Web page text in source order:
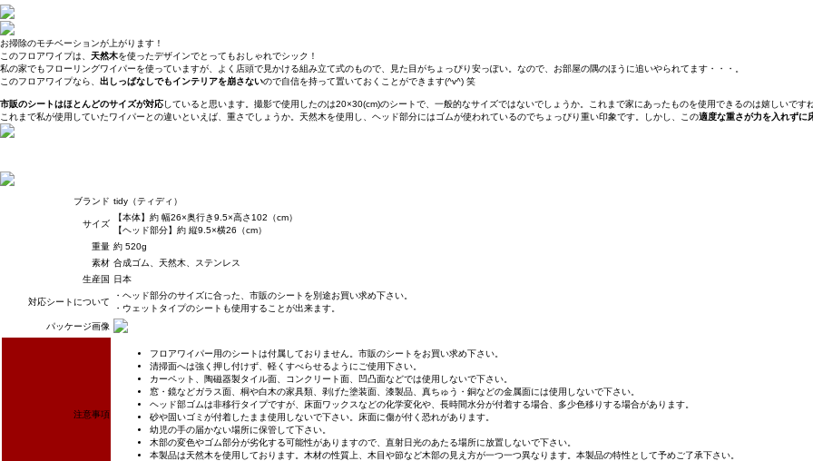
お掃除のモチベーションが上がります！
このフロアワイプは、 天然木を使ったデザインでとってもおしゃれでシック！
私の家でもフローリングワイパーを使っていますが、よく店頭で見かける組み立て式のもので、見た目がちょっぴり安っぽい。なので、お部屋の隅のほうに追いやられてます・・・。
このフロアワイプなら、 出しっぱなしでもインテリアを崩さないので自信を持って置いておくことができます(^v^) 笑
市販のシートはほとんどのサイズが対応していると思います。撮影で使用したのは20×30(cm)のシートで、一般的なサイズではないでしょうか。これまで家にあったものを使用できるのは嬉しいですね
これまで私が使用していたワイパーとの違いといえば、重さでしょうか。天然木を使用し、ヘッド部分にはゴムが使われているのでちょっぴり重い印象です。しかし、この適度な重さが力を入れずに
ブランド tidy（ティディ）
サイズ
【本体】約 幅26×奥行き9.5×高さ102（cm）
【ヘッド部分】約 縦9.5×横26（cm）
重量 約 520g
素材 合成ゴム、天然木、ステンレス
生産国
日本
対応シートについて
・ヘッド部分のサイズに合った、市販のシートを別途お買い求め下さい。
・ウェットタイプのシートも使用することが出来ます。
パッケージ画像
注意事項
フロアワイパー用のシートは付属しておりません。市販のシートをお買い求め下さい。
清掃面へは強く押し付けず、軽くすべらせるようにご使用下さい。
カーペット、陶磁器製タイル面、コンクリート面、凹凸面などでは使用しないで下さい。
窓・鏡などガラス面、桐や白木の家具類、剥げた塗装面、漆製品、真ちゅう・銅などの金属面には使用しないで下さい。
ヘッド部ゴムは非移行タイプですが、床面ワックスなどの化学変化や、長時間水分が付着する場合、多少色移りする場合があります。
砂や固いゴミが付着したまま使用しないで下さい。床面に傷が付く恐れがあります。
幼児の手の届かない場所に保管して下さい。
木部の変色やゴム部分が劣化する可能性がありますので、直射日光のあたる場所に放置しないで下さい。
本製品は天然木を使用しております。木材の性質上、木目や節など木部の見え方が一つ一つ異なります。本製品の特性として予めご了承下さい。